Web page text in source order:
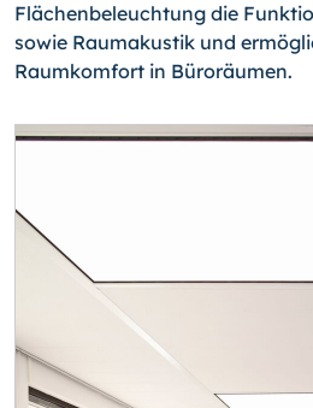
Flächenbeleuchtung die
sowie Raumakustik und
Raumkomfort in Büroräumen.